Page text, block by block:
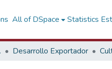
All of DSpace Statistics
Desarrollo Exportador